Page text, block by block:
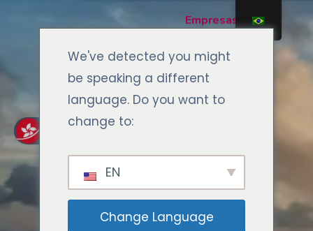
Empresas
Bancos
Por que
Contato
We've detected you might
be speaking a different
language. Do you want to
change to:
EN
Change Language